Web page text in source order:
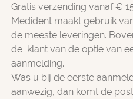
Gratis verzending vanaf €
Medident maakt gebruik
de meeste leveringen.
de klant van de optie van
aanmelding.
Was u bij de eerste
aanwezig, dan komt de